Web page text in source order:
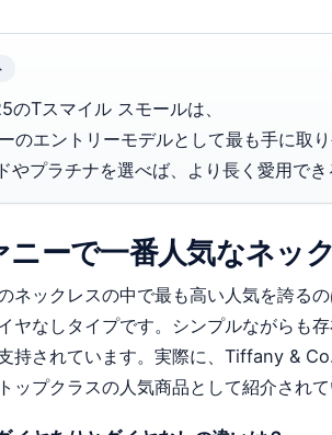
のTスマイル スモールは、
のエントリーモデルとして最も手に取
やプラチナを選べば、より長く愛用で
ニーで一番人気なネッ
ネックレスの中で最も高い人気を誇る
ヤなしタイプです。シンプルながらも
持されています。実際に、Tiffany &
ップクラスの人気商品として紹介され